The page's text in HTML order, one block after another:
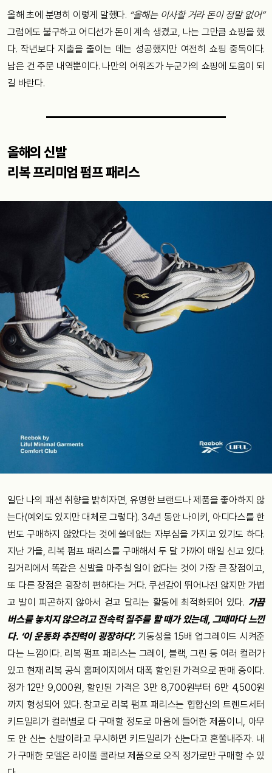
올해 초에 분명히 이렇게 말했다. “올해는 이사할 거라 돈이 정말 없어”
그럼에도 불구하고 어디선가 돈이 계속 생겼고, 나는 그만큼 쇼핑을 했
다. 작년보다 지출을 줄이는 데는 성공했지만 여전히 쇼핑 중독이다.
남은 건 주문 내역뿐이다. 나만의 어워즈가 누군가의 쇼핑에 도움이 되
길 바란다.
올해의 신발
리복 프리미엄 펌프 패리스
일단 나의 패션 취향을 밝히자면, 유명한 브랜드나 제품을 좋아하지 않
는다(예외도 있지만 대체로 그렇다). 34년 동안 나이키, 아디다스를 한
번도 구매하지 않았다는 것에 쓸데없는 자부심을 가지고 있기도 하다.
지난 가을, 리복 펌프 패리스를 구매해서 두 달 가까이 매일 신고 있다.
길거리에서 똑같은 신발을 마주칠 일이 없다는 것이 가장 큰 장점이고,
또 다른 장점은 굉장히 편하다는 거다. 쿠션감이 뛰어나진 않지만 가볍
고 발이 피곤하지 않아서 걷고 달리는 활동에 최적화되어 있다. 가끔
버스를 놓치지 않으려고 전속력 질주를 할 때가 있는데, 그때마다 느낀
다. ‘이 운동화 추진력이 굉장하다’. 기동성을 1.5배 업그레이드 시켜준
다는 느낌이다. 리복 펌프 패리스는 그레이, 블랙, 그린 등 여러 컬러가
있고 현재 리복 공식 홈페이지에서 대폭 할인된 가격으로 판매 중이다.
정가 12만 9,000원, 할인된 가격은 3만 8,700원부터 6만 4,500원
까지 형성되어 있다. 참고로 리복 펌프 패리스는 힙합신의 트렌드세터
키드밀리가 컬러별로 다 구매할 정도로 마음에 들어한 제품이니, 아무
도 안 신는 신발이라고 무시하면 키드밀리가 신는다고 혼쭐내주자. 내
가 구매한 모델은 라이풀 콜라보 제품으로 오직 정가로만 구매할 수 있